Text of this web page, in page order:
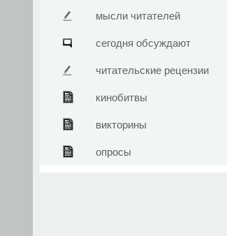
мысли читателей
сегодня обсуждают
читательские рецензии
кинобитвы
викторины
опросы